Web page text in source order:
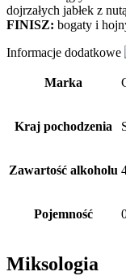
dojrzałych jabłek z
FINISZ: bogaty i
Informacje dodatkowe
Marka
Kraj pochodzenia
Zawartość alkoholu
Pojemność
Miksologia